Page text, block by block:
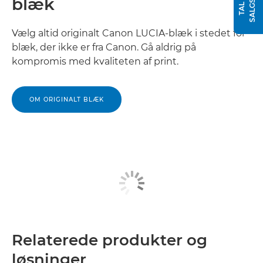
blæk
Vælg altid originalt Canon LUCIA-blæk i stedet for
blæk, der ikke er fra Canon. Gå aldrig på
kompromis med kvaliteten af print.
OM ORIGINALT BLÆK
Relaterede produkter og